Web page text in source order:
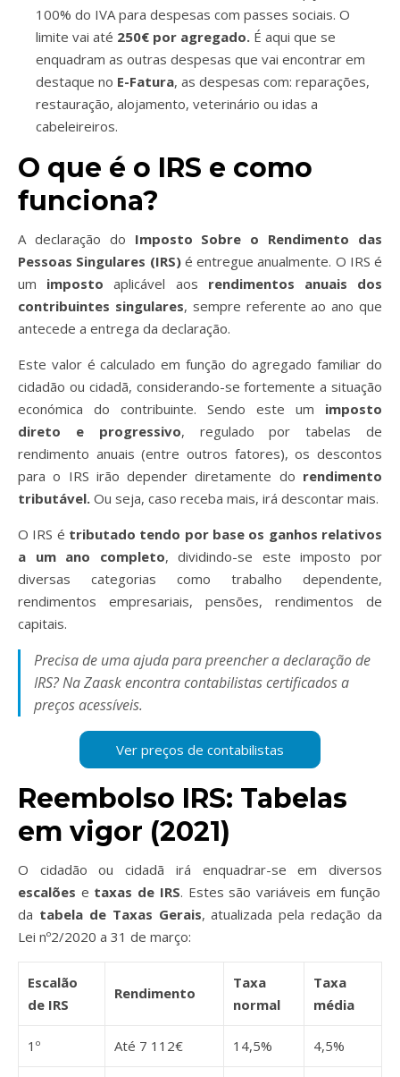
100% do IVA para despesas com passes sociais. O
limite vai até 250€ por agregado. É aqui que se
enquadram as outras despesas que vai encontrar em
destaque no E-Fatura, as despesas com: reparações,
restauração, alojamento, veterinário ou idas a
cabeleireiros.
O que é o IRS e como
funciona?
A declaração do Imposto Sobre o Rendimento das
Pessoas Singulares (IRS) é entregue anualmente. O IRS é
um impostoaplicável aos rendimentos anuais dos
contribuintes singulares, sempre referente ao ano que
antecede a entrega da declaração.
Este valor é calculado em função do agregado familiar do
cidadão ou cidadã, considerando-se fortemente a situação
económica do contribuinte. Sendo este um imposto
direto e progressivo, regulado por tabelas de
rendimento anuais (entre outros fatores), os descontos
para o IRS irão depender diretamente do rendimento
tributável. Ou seja, caso receba mais, irá descontar mais.
O IRS é tributado tendo por base os ganhos relativos
a um ano completo, dividindo-se este imposto por
diversas categorias como trabalho dependente,
rendimentos empresariais, pensões, rendimentos de
capitais.
Precisa de uma ajuda para preencher a declaração de
IRS? Na Zaask encontra contabilistas certificados a
preços acessíveis.
Reembolso IRS: Tabelas
em vigor (2021)
O cidadão ou cidadã irá enquadrar-se em diversos
escalões e taxas de IRS. Estes são variáveis em função
da tabela de Taxas Gerais, atualizada pela redação da
Lei nº2/2020 a 31 de março:
Escalão
de IRS
Rendimento
Taxa
normal
Taxa
média
1º Até 7 112€ 14,5% 4,5%